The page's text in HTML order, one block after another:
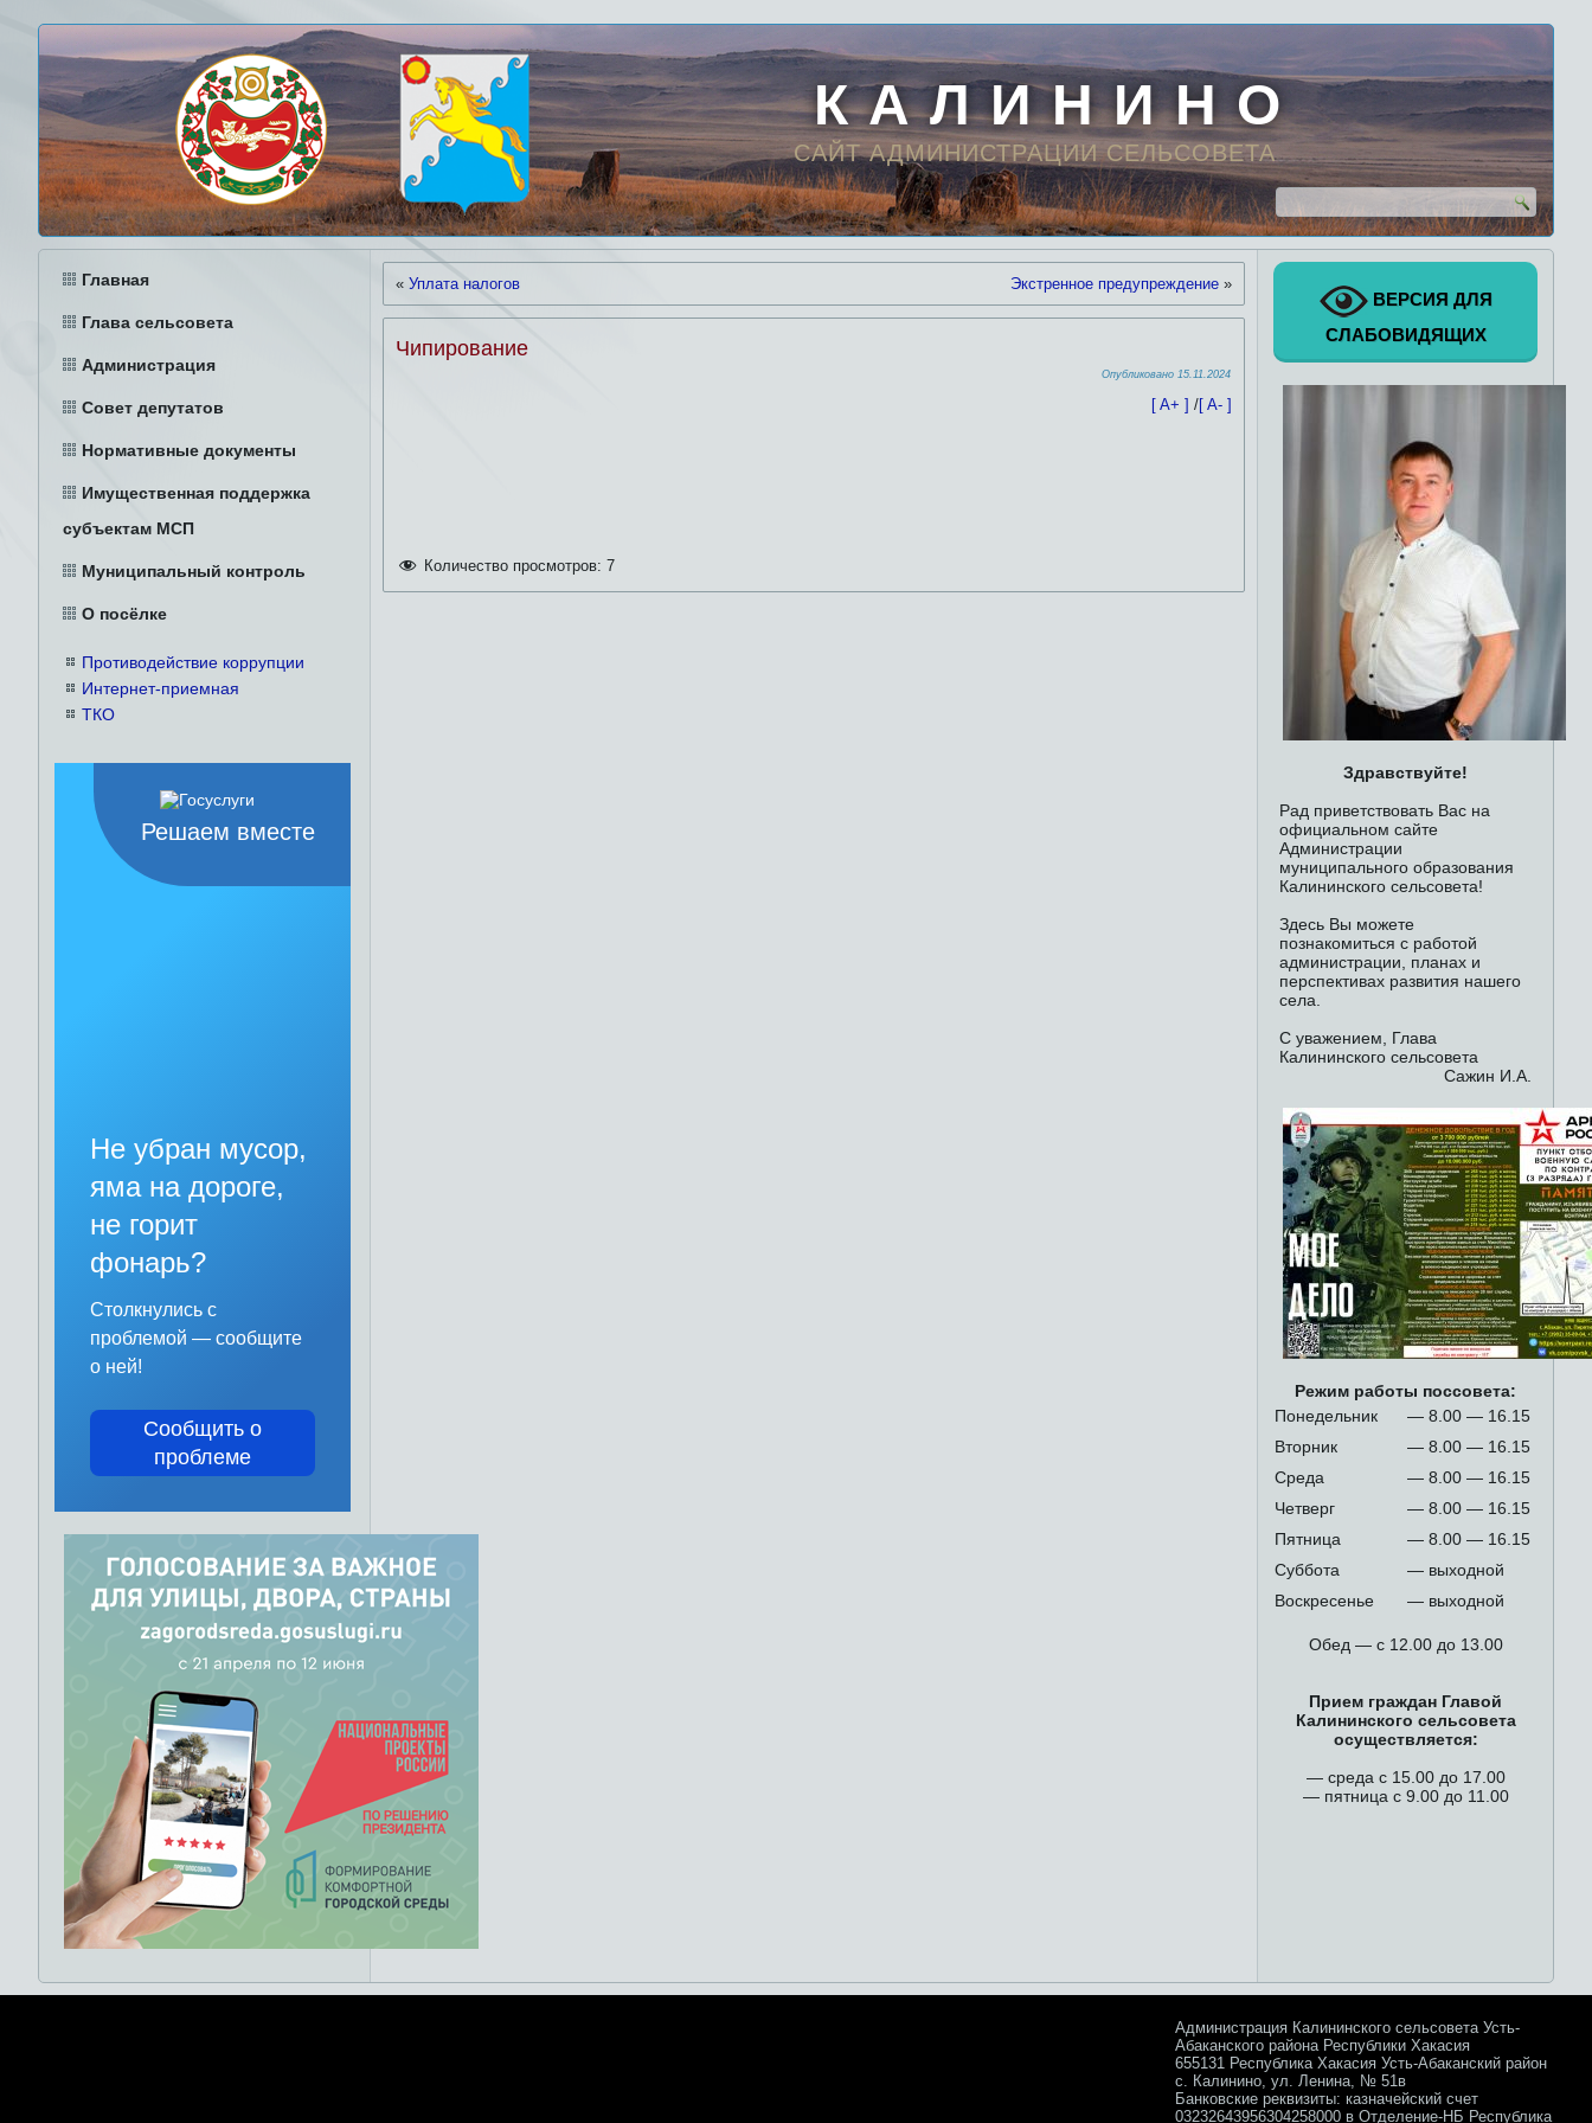
К А Л И Н И Н О
САЙТ АДМИНИСТРАЦИИ СЕЛЬСОВЕТА
Главная
Глава сельсовета
Администрация
Совет депутатов
Нормативные документы
Имущественная поддержка
субъектам МСП
Муниципальный контроль
О посёлке
Противодействие коррупции
Интернет-приемная
ТКО
Решаем вместе
Не убран мусор,
яма на дороге,
не горит
фонарь?
Столкнулись с
проблемой — сообщите
о ней!
Сообщить о
проблеме
« Уплата налогов Экстренное предупреждение »
Чипирование
Опубликовано 15.11.2024
[ A+ ] /[ A- ]
Количество просмотров: 7
ВЕРСИЯ ДЛЯ
СЛАБОВИДЯЩИХ
Здравствуйте!
Рад приветствовать Вас на
официальном сайте
Администрации
муниципального образования
Калининского сельсовета!
Здесь Вы можете
познакомиться с работой
администрации, планах и
перспективах развития нашего
села.
С уважением, Глава
Калининского сельсовета
Сажин И.А.
Режим работы поссовета:
Понедельник
— 8.00 — 16.15
Вторник
— 8.00 — 16.15
Среда
— 8.00 — 16.15
Четверг
— 8.00 — 16.15
Пятница
— 8.00 — 16.15
Суббота
— выходной
Воскресенье
— выходной
Обед — с 12.00 до 13.00
Прием граждан Главой
Калининского сельсовета
осуществляется:
— среда с 15.00 до 17.00
— пятница с 9.00 до 11.00
Администрация Калининского сельсовета Усть-
Абаканского района Республики Хакасия
655131 Республика Хакасия Усть-Абаканский район
с. Калинино, ул. Ленина, № 51в
Банковские реквизиты: казначейский счет
03232643956304258000 в Отделение-НБ Республика